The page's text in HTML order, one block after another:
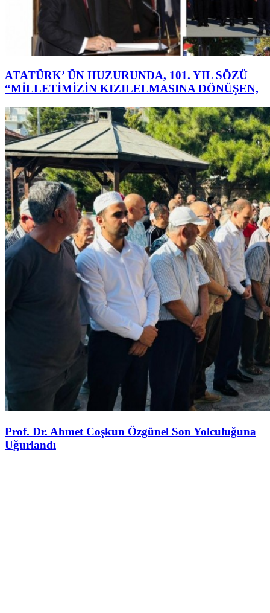
ATATÜRK’ ÜN HUZURUNDA, 101. YIL SÖZÜ
“MİLLETİMİZİN KIZILELMASINA DÖNÜŞEN,
Prof. Dr. Ahmet Coşkun Özgünel Son Yolculuğuna
Uğurlandı